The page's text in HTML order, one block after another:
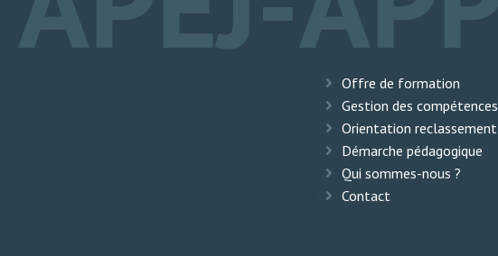
Offre de formation
Gestion des compétences
Orientation reclassement
Démarche pédagogique
Qui sommes-nous ?
Contact